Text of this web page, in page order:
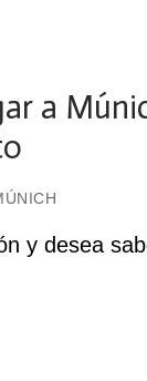
a
y desea